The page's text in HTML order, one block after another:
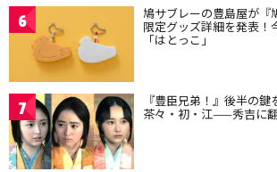
6 鳩サブレーの豊島屋が『
限定グッズ詳細を発表！
「はとっこ」
7 『豊臣兄弟！』後半の鍵
茶々・初・江——秀吉に